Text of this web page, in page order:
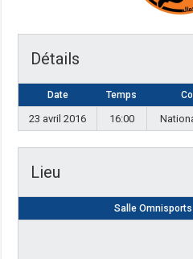
Détails
Date Temps
23 avril 2016 16:00
Lieu
Salle